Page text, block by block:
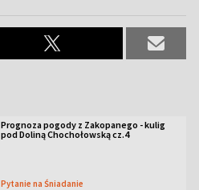
Prognoza pogody z Zakopanego - kulig
pod Doliną Chochołowską cz.4
Pytanie na Śniadanie